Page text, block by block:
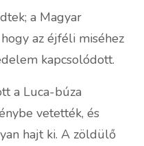
a Magyar
az éjféli miséhez
kapcsolódott.
a Luca-búza
vetették, és
hajt ki. A zöldülő